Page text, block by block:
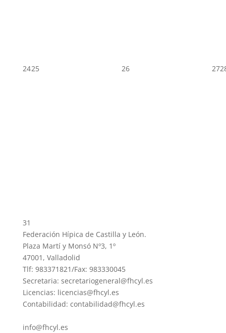
2425 26 27
31
Federación Hípica de Castilla y León.
Plaza Martí y Monsó Nº3, 1º
47001, Valladolid
Tlf: 983371821/Fax: 983330045
Secretaria: secretariogeneral@fhcyl.es
Licencias: licencias@fhcyl.es
Contabilidad: contabilidad@fhcyl.es
info@fhcyl.es